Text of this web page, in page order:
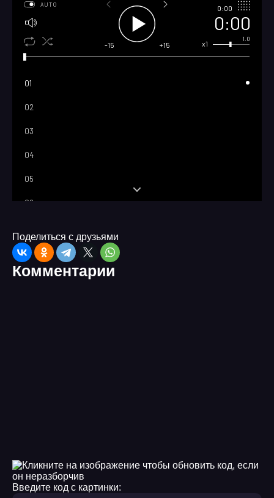
0:00
0:00
1.0
x1
-15 +15
AUTO
01
02
03
04
05
06
08
09
17
18
Поделиться с друзьями
Комментарии
Введите код с картинки: